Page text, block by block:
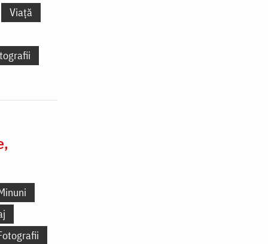
Viață